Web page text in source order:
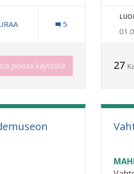
SAVILAMMEN
5
poissa käytöstä 27